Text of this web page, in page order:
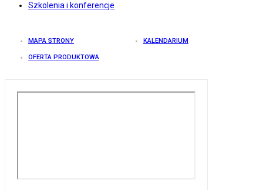
Szkolenia i konferencje
MAPA STRONY KALENDARIUM
OFERTA PRODUKTOWA